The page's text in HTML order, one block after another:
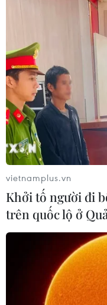
#Cộng đồng doanh
#Hàng rào phi thuế
#Thương mại hai chiều
vietnamplus.vn
Khởi tố người đi
trên quốc lộ ở